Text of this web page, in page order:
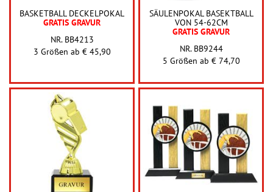
BASKETBALL DECKELPOKAL
GRATIS GRAVUR
NR. BB4213
3 Größen ab € 45,90
SÄULENPOKAL BASEKTBALL
VON 54-62CM
GRATIS GRAVUR
NR. BB9244
5 Größen ab € 74,70